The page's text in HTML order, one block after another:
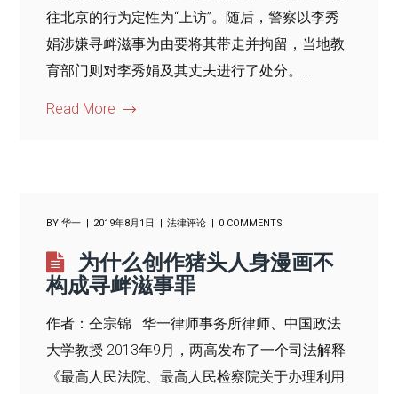
往北京的行为定性为“上访”。随后，警察以李秀
娟涉嫌寻衅滋事为由要将其带走并拘留，当地教
育部门则对李秀娟及其丈夫进行了处分。...
Read More
BY华一 2019年8月1日 法律评论 0 COMMENTS
为什么创作猪头人身漫画不
构成寻衅滋事罪
作者：仝宗锦 华一律师事务所律师、中国政法
大学教授 2013年9月，两高发布了一个司法解释
《最高人民法院、最高人民检察院关于办理利用